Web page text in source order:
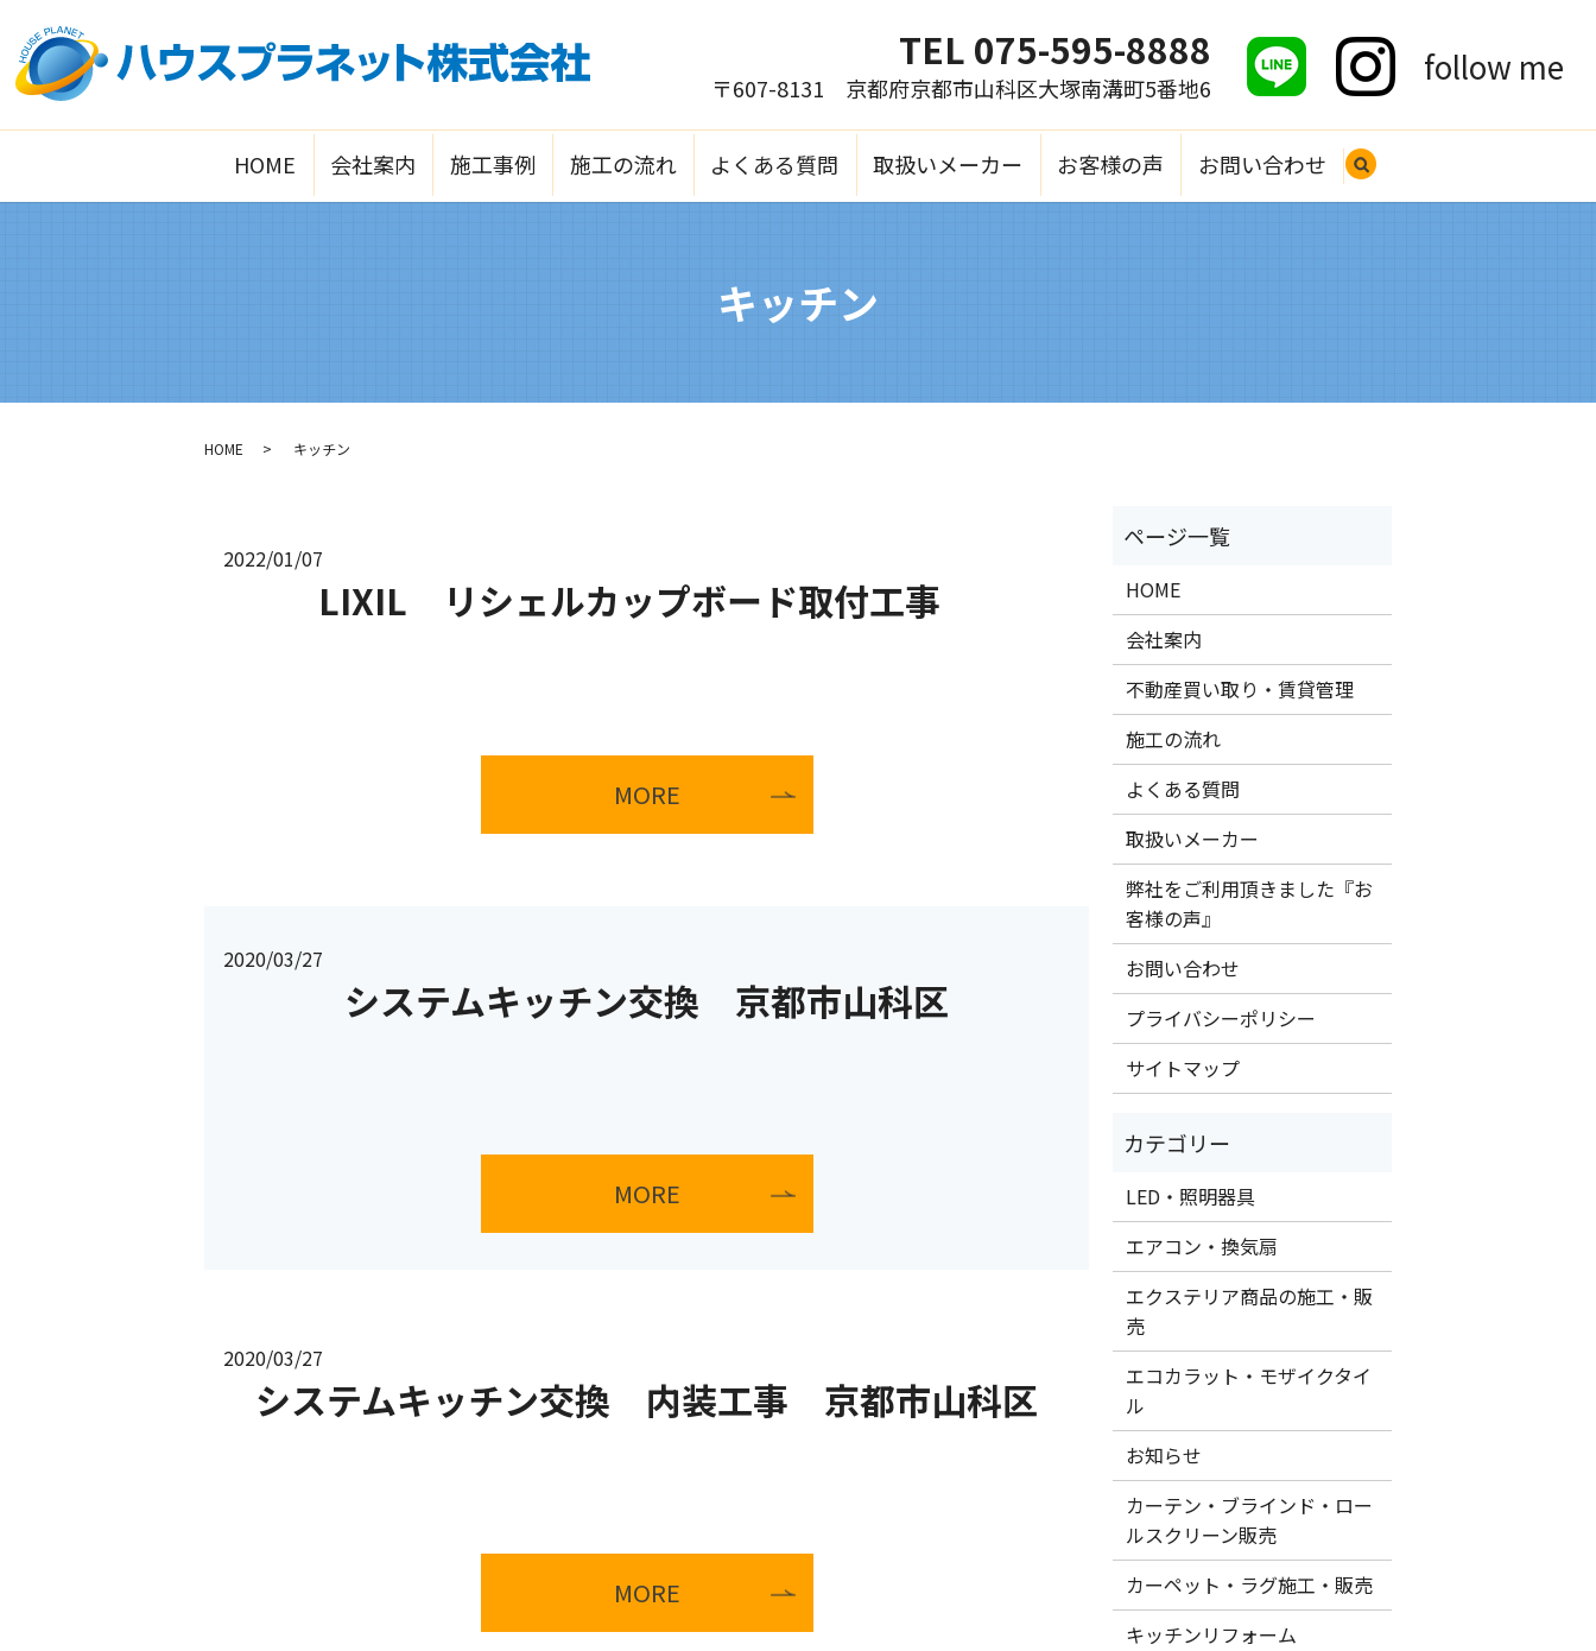
HOME 会社案内 施工事例 施工の流れ よくある質問 取扱いメーカー お客様の声 お問い合わせ
search
TEL 075-595-8888
〒607-8131 京都府京都市山科区大塚南溝町5番地6 follow me
キッチン
HOME キッチン
2022/01/07
LIXIL リシェルカップボード取付工事
MORE
2020/03/27
システムキッチン交換 京都市山科区
MORE
2020/03/27
システムキッチン交換 内装工事 京都市山科区
MORE
HOME
会社案内
不動産買い取り・賃貸管理
施工の流れ
よくある質問
取扱いメーカー
弊社をご利用頂きました『お
客様の声』
お問い合わせ
プライバシーポリシー
サイトマップ
LED・照明器具
エアコン・換気扇
エクステリア商品の施工・販
売
エコカラット・モザイクタイ
ル
お知らせ
カーテン・ブラインド・ロー
ルスクリーン販売
カーペット・ラグ施工・販売
キッチンリフォーム